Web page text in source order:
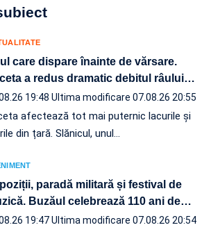
care dispare înainte de vărsare.
a redus dramatic debitul râului…
19:48 Ultima modificare 07.08.26 20:55
afectează tot mai puternic lacurile și
din țară. Slănicul, unul…
paradă militară și festival de
Buzăul celebrează 110 ani de…
19:47Ultima modificare 07.08.26 20:54